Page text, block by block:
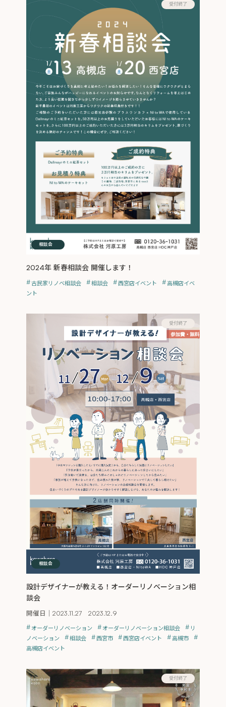
受付終了
イベント
相談会
2024年 新春相談会 開催します！
古民家リノベ相談会 相談会 西宮店イベント
高槻店イベ
ント
受付終了
相談会
設計デザイナーが教える！オーダーリノベーション相
談会
開催日｜2023.11.27 2023.12.9
オーダーリノベーション オーダーリノベーション相談会
リ
ノベーション
相談会 西宮市 西宮店イベント
高槻市
高槻店イベント
受付終了